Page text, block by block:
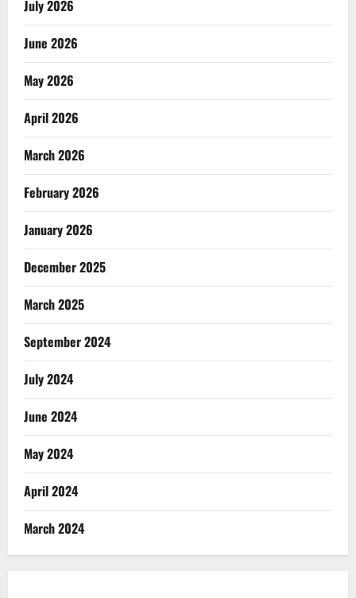
July 2026
June 2026
May 2026
April 2026
March 2026
February 2026
January 2026
December 2025
March 2025
September 2024
July 2024
June 2024
May 2024
April 2024
March 2024